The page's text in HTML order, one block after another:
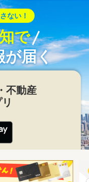
ない！
で
が届く
不動産